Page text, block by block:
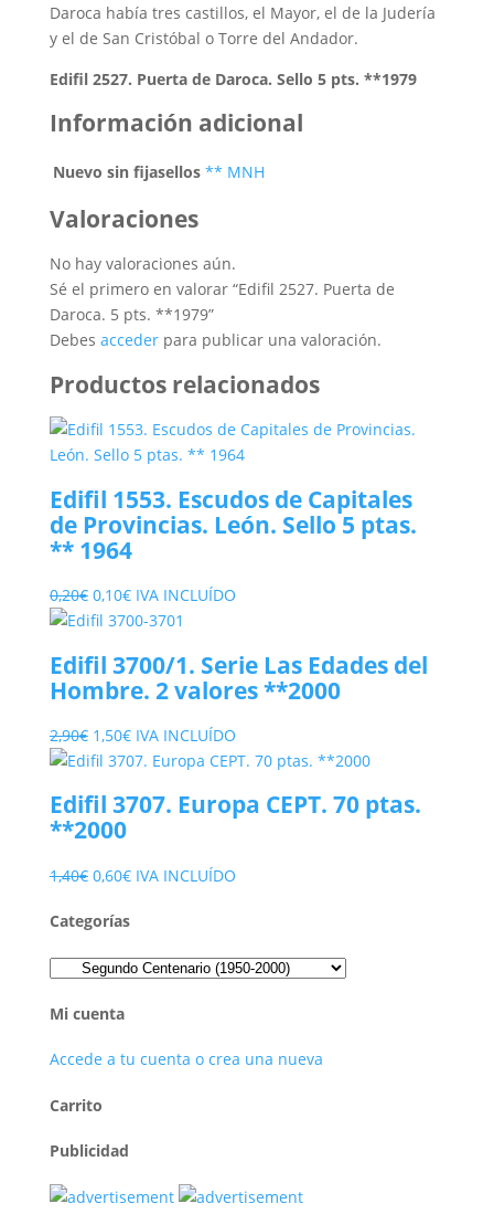
Daroca había tres castillos, el Mayor, el de la Judería
y el de San Cristóbal o Torre del Andador.
Edifil 2527. Puerta de Daroca. Sello 5 pts. **1979
Información adicional
Nuevo sin fijasellos ** MNH
Valoraciones
No hay valoraciones aún.
Sé el primero en valorar “Edifil 2527. Puerta de
Daroca. 5 pts. **1979”
Debes accederpara publicar una valoración.
Productos relacionados
Edifil 1553. Escudos de Capitales
de Provincias. León. Sello 5 ptas.
** 1964
0,20€ El
precio
era:
0,20€.
0,10€El
precio
es:
0,10€.
IVA INCLUÍDO
Edifil 3700/1. Serie Las Edades del
Hombre. 2 valores **2000
2,90€ El
precio
era:
2,90€.
1,50€El
precio
es:
IVA INCLUÍDO
Edifil 3707. Europa CEPT. 70 ptas.
**2000
1,40€ El
original
1,40€.
0,60€El
actual
0,60€.
IVA INCLUÍDO
Categorías
Mi cuenta
Accede a tu cuenta o crea una nueva
Carrito
Publicidad